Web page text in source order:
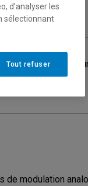
:
de modulation
d’analyser les
sélectionnant
Tout refuser